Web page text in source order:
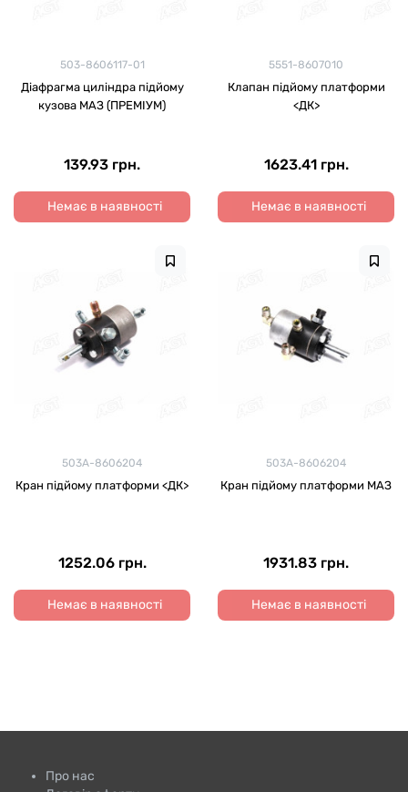
503-8606117-01
Діафрагма циліндра підйому
кузова МАЗ (ПРЕМІУМ)
139.93 грн.
Немає в наявності
5551-8607010
Клапан підйому платформи
<ДК>
1623.41 грн.
Немає в наявності
503А-8606204
Кран підйому платформи <ДК>
1252.06 грн.
Немає в наявності
503А-8606204
Кран підйому платформи МАЗ
1931.83 грн.
Немає в наявності
Про нас